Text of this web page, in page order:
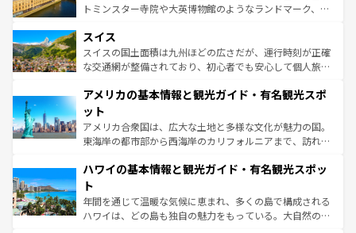
も豊かな歴史と文化が息づいている。パリ以外の個性あふ
を参照してほしい。
してライン川沿いのワイン畑といった風景は必見。ビール
は、お酒好きな人にはぜひ体験してほしい。 なお、新着の
ドイツ情報はコンテンツ一覧を参照してほしい。
トミンスター寺院や大英博物館のようなランドマーク、歴
リアごとに異なる魅力がある。また、優雅なアフタヌーン
ティー、ビール好きにはたまらない英国パブ、サッカー観
戦など、本場だからこそできる体験も豊富。イギリスを旅
ンツ一覧を参照してほしい。
スイス
スイスの国土面積は九州ほどの広さだが、運行時刻が正確
な交通網が整備されており、初心者でも安心して個人旅行
の建物がそのまま残る町や、スイスならではのユニークな
博物館もあり、アルプス観光だけでなく町歩きも満喫する
ことができる。国民の所得が高いため物価も高いが、旅行
者向けの交通パス提供のサービスもあり、うまく活用すれ
着のスイス情報はコンテンツ一覧を参照してほしい。
アメリカの基本情報と観光ガイド・有名観光スポ
ット
アメリカ合衆国は、広大な土地と多様な文化が魅力の国。
東海岸の都市部から西海岸のカリフォルニアまで、訪れる
のような巨大都市は、観光、ショッピング、エンターテイ
ンメントが詰まった刺激的なスポットだ。一方、アメリカ
西部には大自然が広がり、グランドキャニオンやイエロー
ストーン国立公園といった絶景が堪能できる。さらに、南
ハワイの基本情報と観光ガイド・有名観光スポッ
ト
年間を通じて温暖な気候に恵まれ、多くの島で構成される
ハワイは、どの島も独自の魅力をもっている。大自然の神